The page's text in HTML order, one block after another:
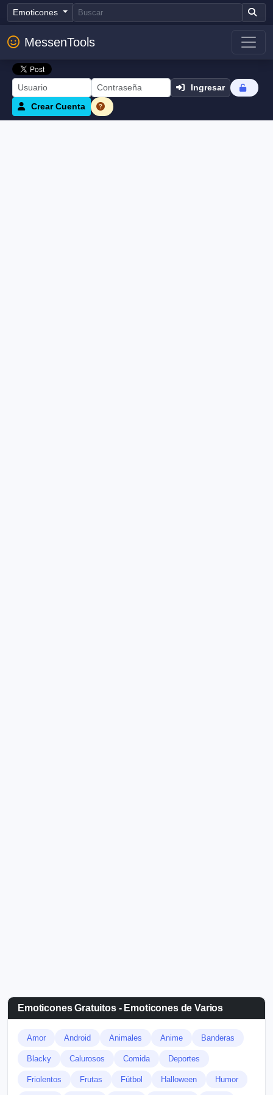
Emoticones
MessenTools
Ingresar
Crear Cuenta
Emoticones Gratuitos - Emoticones de Varios
Amor Android Animales Anime Banderas
Blacky Calurosos Comida Deportes
Friolentos Frutas Fútbol Halloween Humor